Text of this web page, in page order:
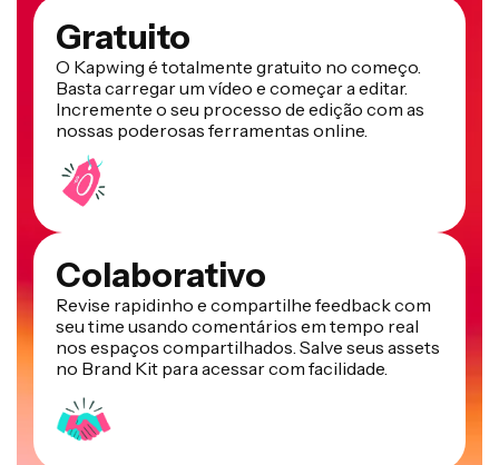
Gratuito
O Kapwing é totalmente gratuito no começo.
Basta carregar um vídeo e começar a editar.
Incremente o seu processo de edição com as
nossas poderosas ferramentas online.
Colaborativo
Revise rapidinho e compartilhe feedback com
seu time usando comentários em tempo real
nos espaços compartilhados. Salve seus assets
no Brand Kit para acessar com facilidade.